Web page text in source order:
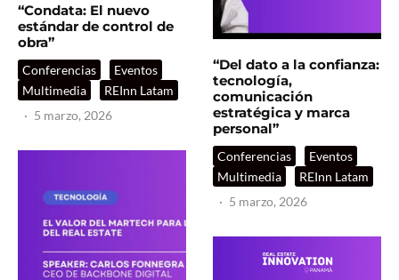
“Condata: El nuevo
estándar de control de
obra”
Conferencias
Eventos
Multimedia
REInn Latam
· 5 marzo, 2026
“Del dato a la confianza:
tecnología,
comunicación
estratégica y marca
personal”
Conferencias
Eventos
Multimedia
REInn Latam
· 5 marzo, 2026